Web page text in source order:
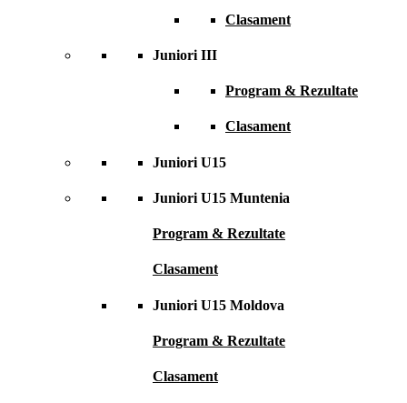
Clasament
Juniori III
Program & Rezultate
Clasament
Juniori U15
Juniori U15 Muntenia
Program & Rezultate
Clasament
Juniori U15 Moldova
Program & Rezultate
Clasament